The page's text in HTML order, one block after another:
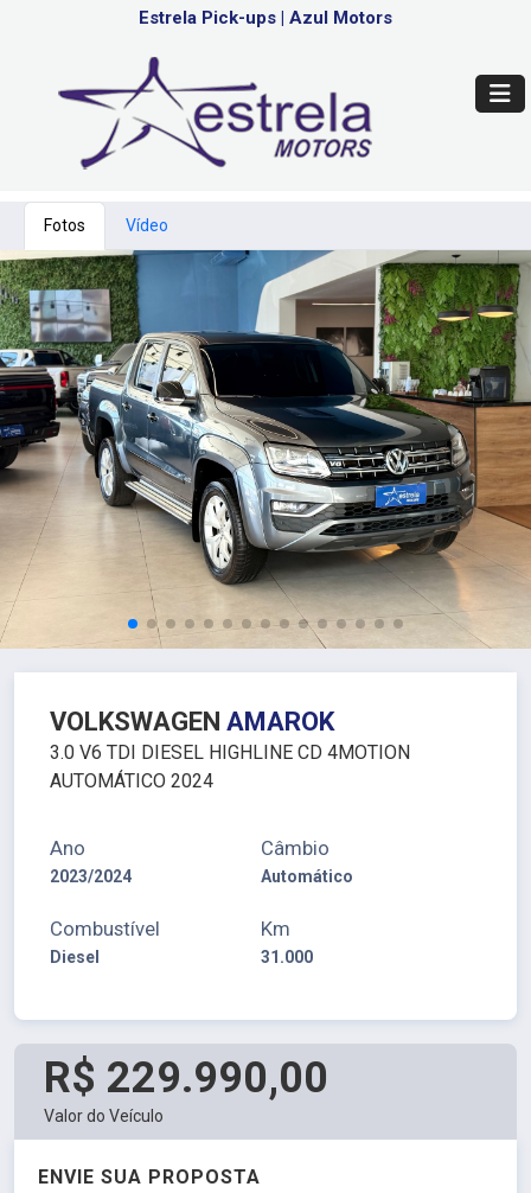
Estrela Pick-ups | Azul Motors
Fotos Vídeo
VOLKSWAGEN AMAROK
3.0 V6 TDI DIESEL HIGHLINE CD 4MOTION
AUTOMÁTICO 2024
Ano
2023/2024
Câmbio
Automático
Combustível
Diesel
Km
31.000
R$ 229.990,00
Valor do Veículo
ENVIE SUA PROPOSTA